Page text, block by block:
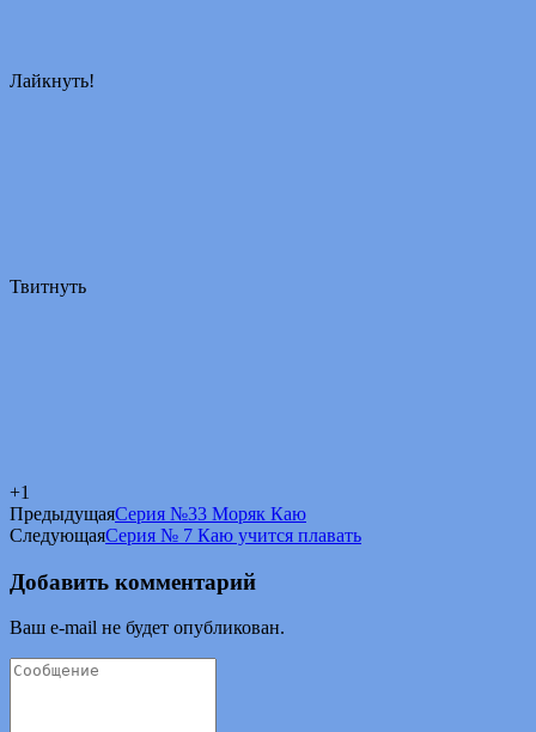
Лайкнуть!
Твитнуть
+1
ПредыдущаяСерия №33 Моряк Каю
СледующаяСерия № 7 Каю учится плавать
Добавить комментарий
Ваш e-mail не будет опубликован.